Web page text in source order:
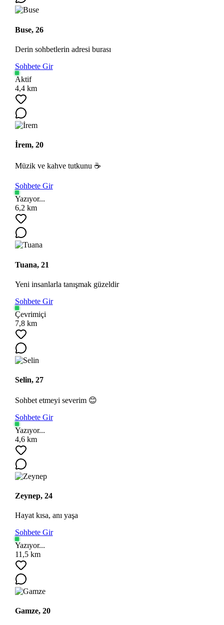
Buse, 26
Derin sohbetlerin adresi burası
Sohbete Gir
Aktif
4,4 km
İrem, 20
Müzik ve kahve tutkunu ☕
Sohbete Gir
Yazıyor...
6,2 km
Tuana, 21
Yeni insanlarla tanışmak güzeldir
Sohbete Gir
Çevrimiçi
7,8 km
Selin, 27
Sohbet etmeyi severim 😊
Sohbete Gir
Yazıyor...
4,6 km
Zeynep, 24
Hayat kısa, anı yaşa
Sohbete Gir
Yazıyor...
11,5 km
Gamze, 20